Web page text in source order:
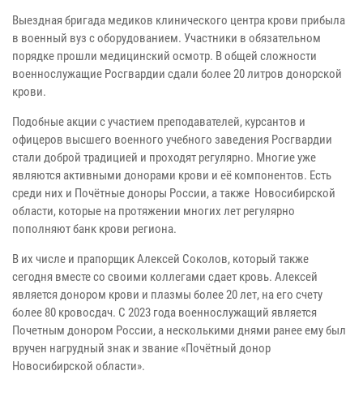
Выездная бригада медиков клинического центра крови прибыла
в военный вуз с оборудованием. Участники в обязательном
порядке прошли медицинский осмотр. В общей сложности
военнослужащие Росгвардии сдали более 20 литров донорской
крови.
Подобные акции с участием преподавателей, курсантов и
офицеров высшего военного учебного заведения Росгвардии
стали доброй традицией и проходят регулярно. Многие уже
являются активными донорами крови и её компонентов. Есть
среди них и Почётные доноры России, а также Новосибирской
области, которые на протяжении многих лет регулярно
пополняют банк крови региона.
В их числе и прапорщик Алексей Соколов, который также
сегодня вместе со своими коллегами сдает кровь. Алексей
является донором крови и плазмы более 20 лет, на его счету
более 80 кровосдач. С 2023 года военнослужащий является
Почетным донором России, а несколькими днями ранее ему был
вручен нагрудный знак и звание «Почётный донор
Новосибирской области».